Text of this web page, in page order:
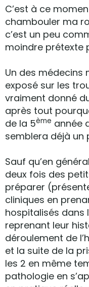
C’est à ce
chambouler ma
c’est un peu
moindre prétexte
Un des médecins
exposé sur les
vraiment donné
après tout
de la 5ème année
semblera déjà un
Sauf qu’en
deux fois des
préparer
cliniques en
hospitalisés dans
reprenant leur
déroulement de
et la suite de la
les 2 en même
pathologie en